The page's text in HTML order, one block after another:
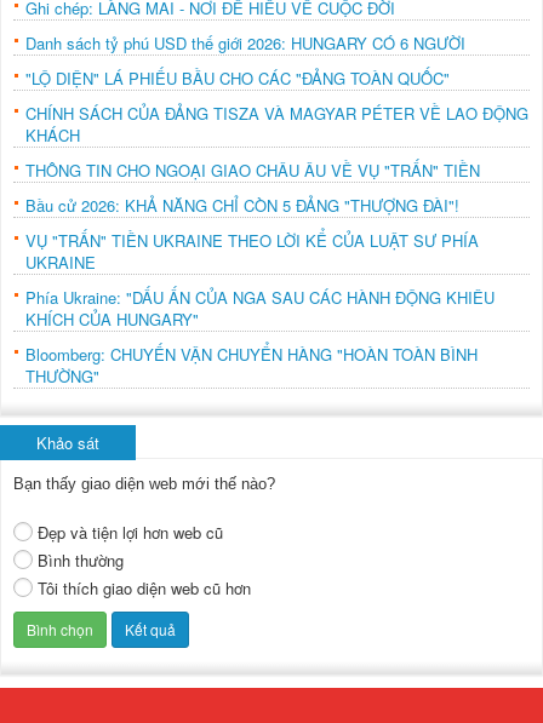
Ghi chép: LÀNG MAI - NƠI ĐỂ HIỂU VỀ CUỘC ĐỜI
Danh sách tỷ phú USD thế giới 2026: HUNGARY CÓ 6 NGƯỜI
"LỘ DIỆN" LÁ PHIẾU BẦU CHO CÁC "ĐẢNG TOÀN QUỐC"
CHÍNH SÁCH CỦA ĐẢNG TISZA VÀ MAGYAR PÉTER VỀ LAO ĐỘNG
KHÁCH
THÔNG TIN CHO NGOẠI GIAO CHÂU ÂU VỀ VỤ "TRẤN" TIỀN
Bầu cử 2026: KHẢ NĂNG CHỈ CÒN 5 ĐẢNG "THƯỢNG ĐÀI"!
VỤ "TRẤN" TIỀN UKRAINE THEO LỜI KỂ CỦA LUẬT SƯ PHÍA
UKRAINE
Phía Ukraine: "DẤU ẤN CỦA NGA SAU CÁC HÀNH ĐỘNG KHIÊU
KHÍCH CỦA HUNGARY"
Bloomberg: CHUYẾN VẬN CHUYỂN HÀNG "HOÀN TOÀN BÌNH
THƯỜNG"
Khảo sát
Bạn thấy giao diện web mới thế nào?
Đẹp và tiện lợi hơn web cũ
Bình thường
Tôi thích giao diện web cũ hơn